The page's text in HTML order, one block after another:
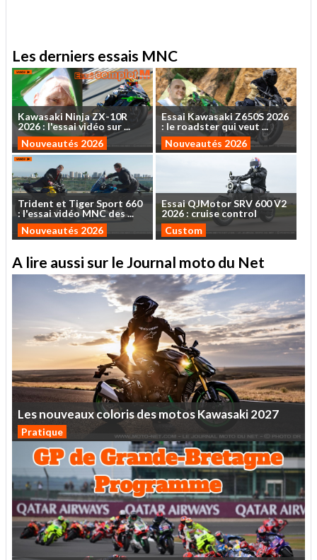
Les derniers essais MNC
Kawasaki NinjaZX-10R
2026: l'essaividéo sur...
Nouveautés 2026
Essai Kawasaki Z650S 2026
: le roadsterquiveut ...
Nouveautés 2026
Trident et TigerSport 660
: l'essaividéoMNCdes...
Nouveautés 2026
EssaiQJMotorSRV 600V2
2026 : cruise control
Custom
A lire aussi sur le Journal moto du Net
LesnouveauxcolorisdesmotosKawasaki2027
Pratique